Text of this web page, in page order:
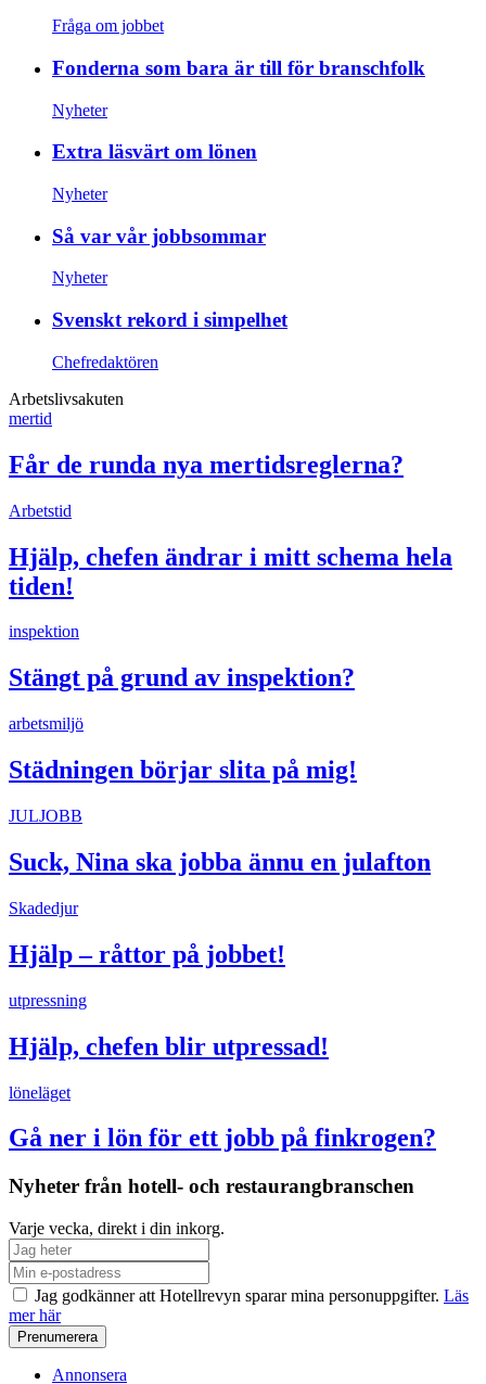
Fråga om jobbet
Fonderna som bara är till för branschfolk
Nyheter
Extra läsvärt om lönen
Nyheter
Så var vår jobbsommar
Nyheter
Svenskt rekord i simpelhet
Chefredaktören
Arbetslivsakuten
mertid
Får de runda nya mertidsreglerna?
Arbetstid
Hjälp, chefen ändrar i mitt schema hela
tiden!
inspektion
Stängt på grund av inspektion?
arbetsmiljö
Städningen börjar slita på mig!
JULJOBB
Suck, Nina ska jobba ännu en julafton
Skadedjur
Hjälp – råttor på jobbet!
utpressning
Hjälp, chefen blir utpressad!
löneläget
Gå ner i lön för ett jobb på finkrogen?
Nyheter från hotell- och restaurangbranschen
Varje vecka, direkt i din inkorg.
Jag godkänner att Hotellrevyn sparar mina personuppgifter. Läs
mer här
Annonsera